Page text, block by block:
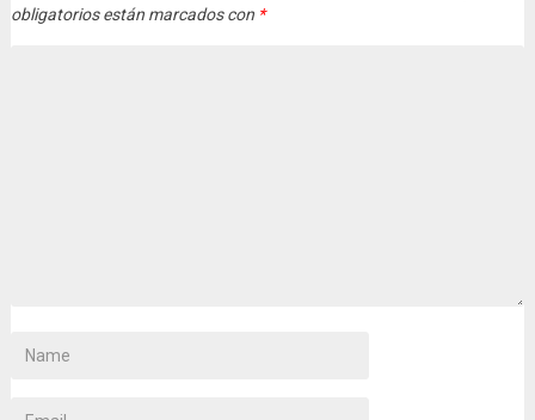
obligatorios están marcados con *